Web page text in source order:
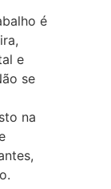
é
e
se
na